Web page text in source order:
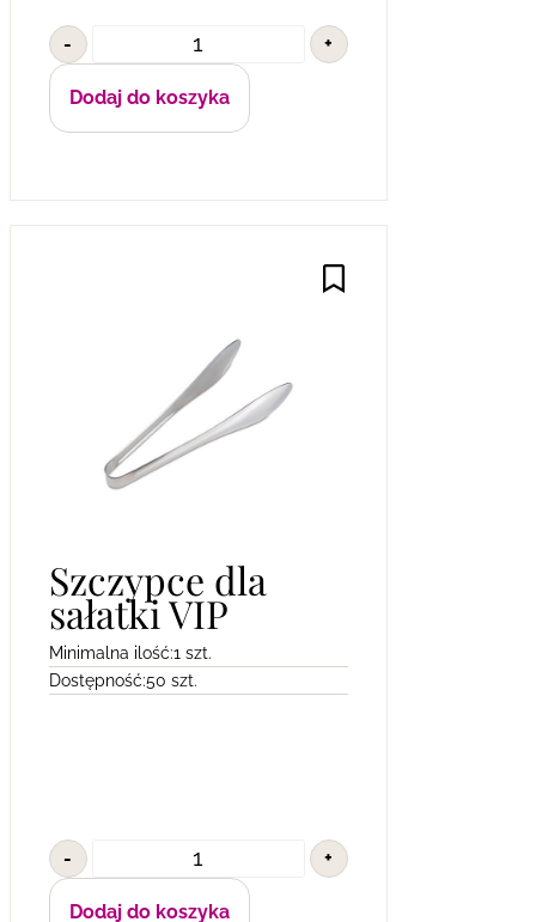
- +
Dodaj do koszyka
Szczypce dla
sałatki VIP
Minimalna ilość:1 szt.
Dostępność:50 szt.
- +
Dodaj do koszyka